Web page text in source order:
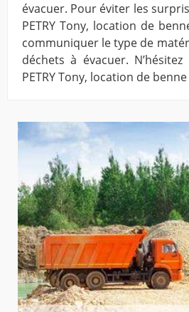
évacuer. Pour éviter les
PETRY Tony, location de
communiquer le type de
déchets à évacuer.
PETRY Tony, location de benne